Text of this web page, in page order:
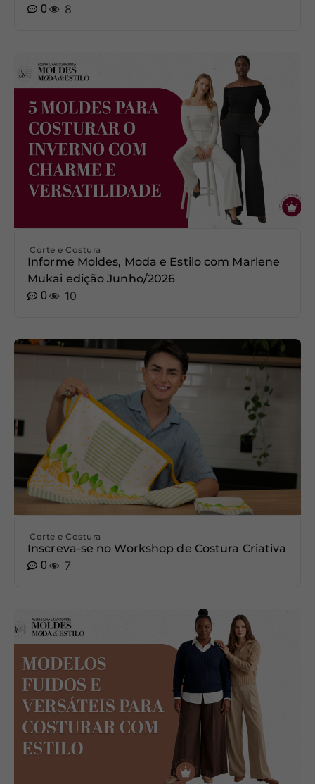
0
8
Corte e Costura
Informe Moldes, Moda e Estilo com Marlene
Mukai edição Junho/2026
0
10
Corte e Costura
Inscreva-se no Workshop de Costura Criativa
0
7